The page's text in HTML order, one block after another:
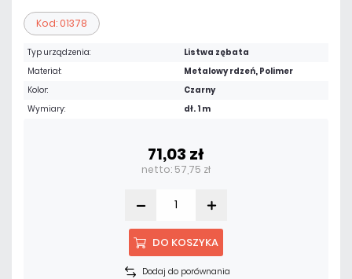
Kod: 01378
Typ urządzenia:
Listwa zębata
Materiał:
Metalowy rdzeń, Polimer
Kolor:
Czarny
Wymiary:
dł. 1 m
71,03 zł
netto: 57,75 zł
DO KOSZYKA
Dodaj do porównania